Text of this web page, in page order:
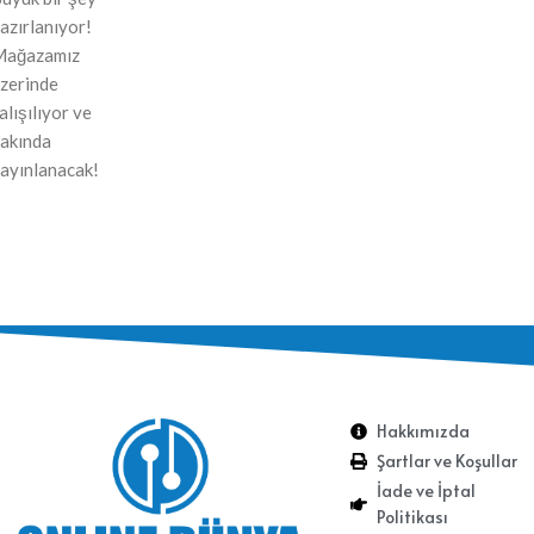
ve
Hakkımızda
Şartlar ve Koşullar
İade ve İptal
Politikası